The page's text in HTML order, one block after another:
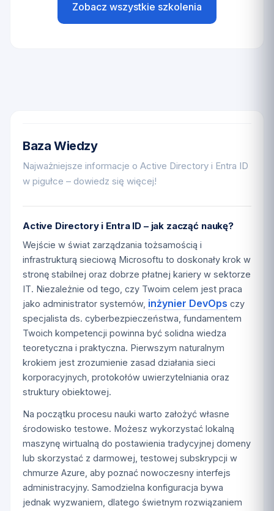
Zobacz wszystkie szkolenia
Baza Wiedzy
Najważniejsze informacje o Active Directory i Entra ID
w pigułce – dowiedz się więcej!
Active Directory i Entra ID – jak zacząć naukę?
Wejście w świat zarządzania tożsamością i
infrastrukturą sieciową Microsoftu to doskonały krok w
stronę stabilnej oraz dobrze płatnej kariery w sektorze
IT. Niezależnie od tego, czy Twoim celem jest praca
jako administrator systemów, inżynier DevOps czy
specjalista ds. cyberbezpieczeństwa, fundamentem
Twoich kompetencji powinna być solidna wiedza
teoretyczna i praktyczna. Pierwszym naturalnym
krokiem jest zrozumienie zasad działania sieci
korporacyjnych, protokołów uwierzytelniania oraz
struktury obiektowej.
Na początku procesu nauki warto założyć własne
środowisko testowe. Możesz wykorzystać lokalną
maszynę wirtualną do postawienia tradycyjnej domeny
lub skorzystać z darmowej, testowej subskrypcji w
chmurze Azure, aby poznać nowoczesny interfejs
administracyjny. Samodzielna konfiguracja bywa
jednak wyzwaniem, dlatego świetnym rozwiązaniem